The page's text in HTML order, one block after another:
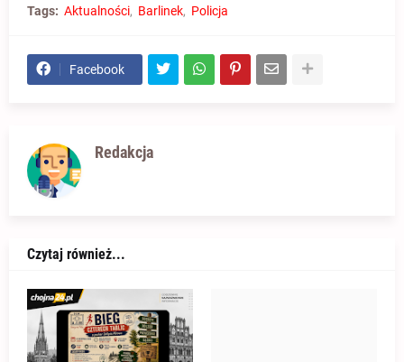
Tags: Aktualności Barlinek Policja
Facebook
Redakcja
Czytaj również...